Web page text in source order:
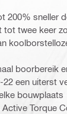
200% sneller
twee keer
boorbereik
een uiterst
bouwplaats
Torque